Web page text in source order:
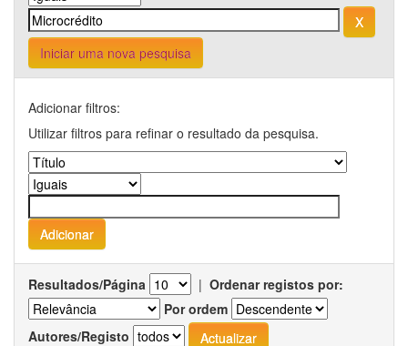
Iniciar uma nova pesquisa
Adicionar filtros:
Utilizar filtros para refinar o resultado da pesquisa.
Resultados/Página | Ordenar registos por:
Por ordem
Autores/Registo